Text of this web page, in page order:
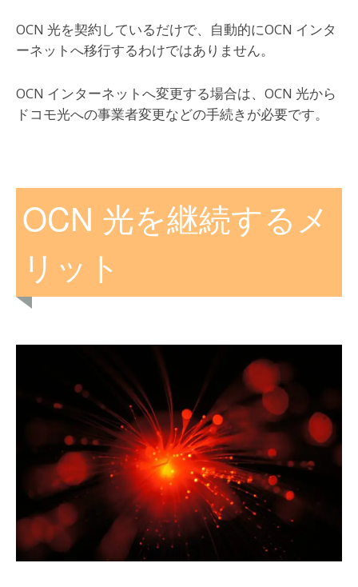
OCN 光を契約しているだけで、自動的にOCN インタ
ーネットへ移行するわけではありません。
OCN インターネットへ変更する場合は、OCN 光から
ドコモ光への事業者変更などの手続きが必要です。
OCN 光を継続するメ
リット